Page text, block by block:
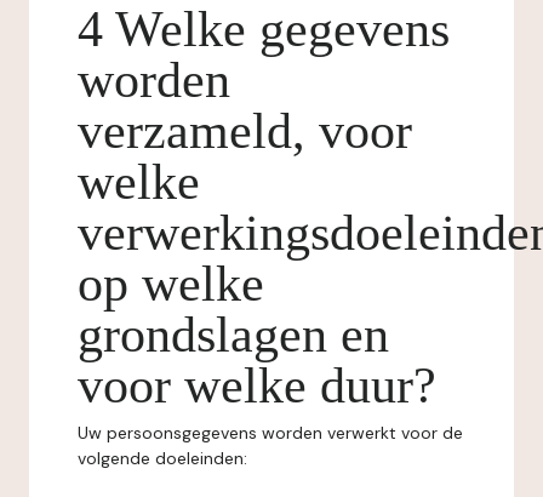
4 Welke gegevens
worden
verzameld, voor
welke
op welke
grondslagen en
voor welke duur?
Uw persoonsgegevens worden verwerkt voor de
volgende doeleinden: